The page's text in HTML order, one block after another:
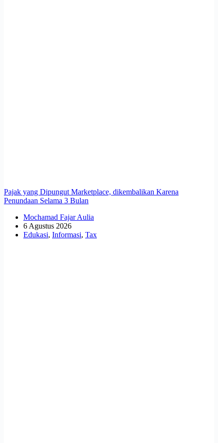
Pajak yang Dipungut Marketplace, dikembalikan Karena
Penundaan Selama 3 Bulan
Mochamad Fajar Aulia
6 Agustus 2026
Edukasi, Informasi, Tax